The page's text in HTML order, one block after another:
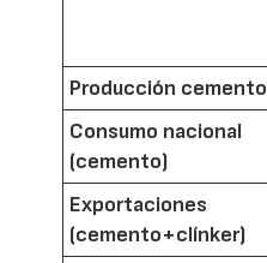
Producción cemento
Consumo nacional
(cemento)
Exportaciones
(cemento+clínker)